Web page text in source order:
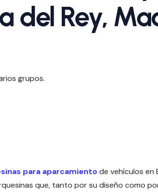
del Rey,
grupos.
para aparcamientode vehículos en
que, tanto por su diseño como